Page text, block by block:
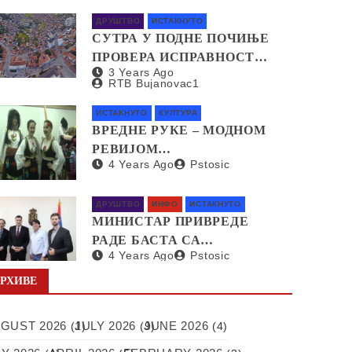
ДРУШТВО ИСТАКНУТО
СУТРА У ПОДНЕ ПОЧИЊЕ
ПРОВЕРА ИСПРАВНОСТИ
СИРЕНА ЗА
3 Years Ago
RTB Bujanovac1
ИСТАКНУТО КУЛТУРА
ВРЕДНЕ РУКЕ – МОДНОМ
РЕВИЈОМ
ПРЕДСТАВЉЕНЕ
СВИХ КРАЈЕВА СРБИЈЕ
4 Years Ago Pstosic
ДРУШТВО ИНФО ИСТАКНУТО
МИНИСТАР ПРИВРЕДЕ
РАДЕ БАСТА СА
ПРЕДСТАВНИЦИМА
SAPI О ОТВАРАЊУ
4 Years Ago Pstosic
2026 (1)
JULY 2026 (9)
JUNE 2026 (4)